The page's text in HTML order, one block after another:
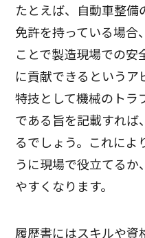
たとえば、自動車整
免許を持っている場合
ことで製造現場での
に貢献できるというア
特技として機械のトラ
である旨を記載すれば
るでしょう。これによ
うに現場で役立てる
やすくなります。
履歴書にはスキルや資